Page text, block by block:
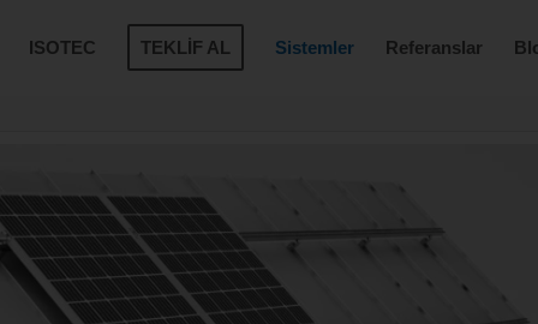
ISOTEC TEKLİF AL Sistemler Referanslar